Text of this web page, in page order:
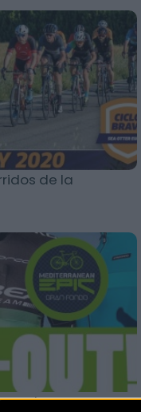
de la
la